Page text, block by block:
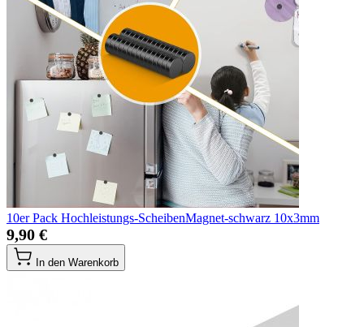
10er Pack Hochleistungs-ScheibenMagnet-schwarz 10x3mm
9,90 €
In den Warenkorb